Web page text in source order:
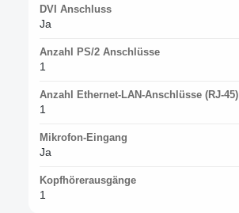
DVI Anschluss
Ja
Anzahl PS/2 Anschlüsse
1
Anzahl Ethernet-LAN-Anschlüsse (RJ-45)
1
Mikrofon-Eingang
Ja
Kopfhörerausgänge
1